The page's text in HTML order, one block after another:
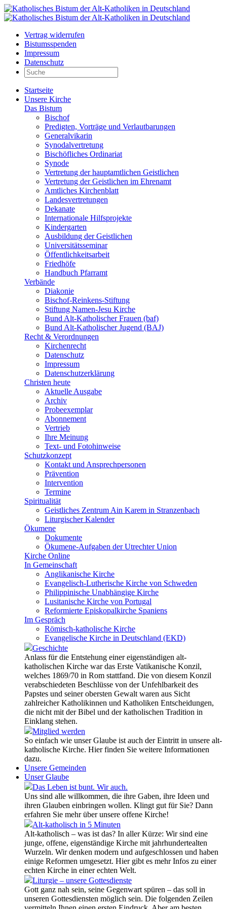
Vertrag widerrufen
Bistumsspenden
Impressum
Datenschutz
Startseite
Unsere Kirche
Das Bistum
Bischof
Predigten, Vorträge und Verlautbarungen
Generalvikarin
Synodalvertretung
Bischöfliches Ordinariat
Synode
Vertretung der hauptamtlichen Geistlichen
Vertretung der Geistlichen im Ehrenamt
Amtliches Kirchenblatt
Landesvertretungen
Dekanate
Internationale Hilfsprojekte
Kindergarten
Ausbildung der Geistlichen
Universitätsseminar
Öffentlichkeitsarbeit
Friedhöfe
Handbuch Pfarramt
Verbände
Diakonie
Bischof-Reinkens-Stiftung
Stiftung Namen-Jesu Kirche
Bund Alt-Katholischer Frauen (baf)
Bund Alt-Katholischer Jugend (BAJ)
Recht & Verordnungen
Kirchenrecht
Datenschutz
Impressum
Datenschutzerklärung
Christen heute
Aktuelle Ausgabe
Archiv
Probeexemplar
Abonnement
Vertrieb
Ihre Meinung
Text- und Fotohinweise
Schutzkonzept
Kontakt und Ansprechpersonen
Prävention
Intervention
Termine
Spiritualität
Geistliches Zentrum Ain Karem in Stranzenbach
Liturgischer Kalender
Ökumene
Dokumente
Ökumene-Aufgaben der Utrechter Union
Kirche Online
In Gemeinschaft
Anglikanische Kirche
Evangelisch-Lutherische Kirche von Schweden
Philippinische Unabhängige Kirche
Lusitanische Kirche von Portugal
Reformierte Episkopalkirche Spaniens
Im Gespräch
Römisch-katholische Kirche
Evangelische Kirche in Deutschland (EKD)
Geschichte
Anlass für die Entstehung einer eigenständigen alt-
katholischen Kirche war das Erste Vatikanische Konzil,
welches 1869/70 in Rom stattfand. Die von diesem Konzil
verabschiedeten Beschlüsse von der Unfehlbarkeit des
Papstes und seiner obersten Gewalt waren aus Sicht
zahlreicher Katholikinnen und Katholiken Entscheidungen,
die nicht mit der Bibel und der katholischen Tradition in
Einklang stehen.
Mitglied werden
So einfach wie unser Glaube ist auch der Eintritt in unsere alt-
katholische Kirche. Hier finden Sie weitere Informationen
dazu.
Unsere Gemeinden
Unser Glaube
Das Leben ist bunt. Wir auch.
Uns sind alle willkommen, die ihre Gaben, ihre Ideen und
ihren Glauben einbringen wollen. Klingt gut für Sie? Dann
erfahren Sie mehr über unsere offene Kirche!
Alt-katholisch in 5 Minuten
Alt-katholisch – was ist das? In aller Kürze: Wir sind eine
junge, offene, eigenständige Kirche mit jahrhundertealten
Wurzeln. Wir denken modern und aufgeschlossen und haben
einige Reformen umgesetzt. Hier gibt es mehr Infos zu einer
echten Kirche in einer echten Welt.
Liturgie – unsere Gottesdienste
Gott ganz nah sein, seine Gegenwart spüren – das soll in
unseren Gottesdiensten möglich sein. Die folgenden Zeilen